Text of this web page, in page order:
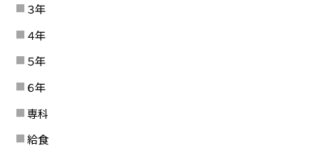
３年
４年
５年
６年
専科
給食